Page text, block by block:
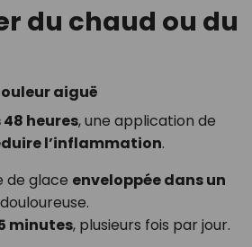
du chaud ou du
aiguë
heures, une application de
l’inflammation.
de glace enveloppée dans un
minutes, plusieurs fois par jour.